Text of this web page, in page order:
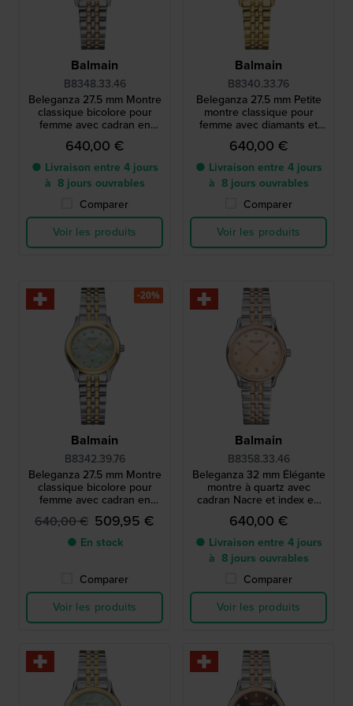
Balmain
B8348.33.46
Beleganza 27.5 mm Montre
classique bicolore pour
femme avec cadran en
nacre et index diamants
640,00 €
● Livraison entre 4 jours
à 8 jours ouvrables
Comparer
Voir les produits
Balmain
B8340.33.76
Beleganza 27.5 mm Petite
montre classique pour
femme avec diamants et
cadran nacre
640,00 €
● Livraison entre 4 jours
à 8 jours ouvrables
Comparer
Voir les produits
Balmain
B8342.39.76
Beleganza 27.5 mm Montre
classique bicolore pour
femme avec cadran en
nacre et index diamants
640,00 € 509,95 €
● En stock
Comparer
Voir les produits
-20%
Balmain
B8358.33.46
Beleganza 32 mm Élégante
montre à quartz avec
cadran Nacre et index en
diamants
640,00 €
● Livraison entre 4 jours
à 8 jours ouvrables
Comparer
Voir les produits